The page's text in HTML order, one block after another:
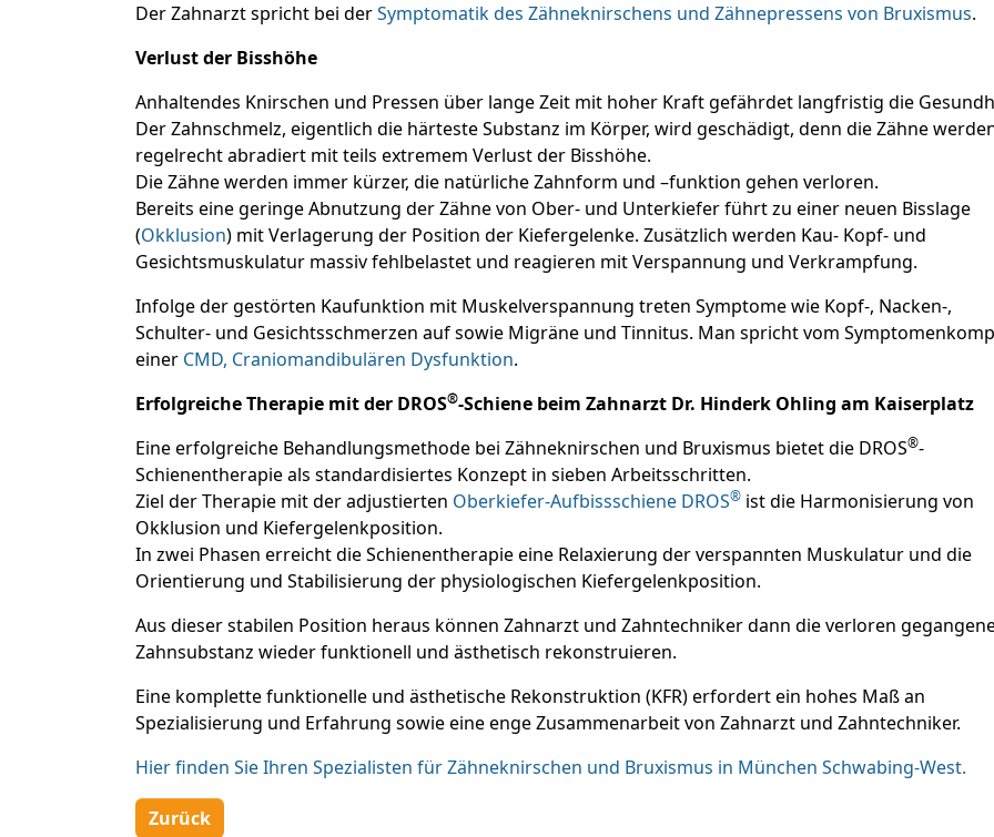
Der Zahnarzt spricht bei derSymptomatik des Zähneknirschens und Zähnepressens von Bruxismus.
Verlust der Bisshöhe
Anhaltendes Knirschen und Pressen über lange Zeit mit hoher Kraft gefährdet langfristig die
Der Zahnschmelz, eigentlich die härteste Substanz im Körper, wird geschädigt, denn die Zähne
regelrecht abradiert mit teils extremem Verlust der Bisshöhe.
Die Zähne werden immer kürzer, die natürliche Zahnform und –funktion gehen verloren.
Bereits eine geringe Abnutzung der Zähne von Ober- und Unterkiefer führt zu einer neuen Bisslage
(Okklusion) mit Verlagerung der Position der Kiefergelenke. Zusätzlich werden Kau- Kopf- und
Gesichtsmuskulatur massiv fehlbelastet und reagieren mit Verspannung und Verkrampfung.
Infolge der gestörten Kaufunktion mit Muskelverspannung treten Symptome wie Kopf-, Nacken-,
Schulter- und Gesichtsschmerzen auf sowie Migräne und Tinnitus. Man spricht vom
einer CMD, Craniomandibulären Dysfunktion.
Erfolgreiche Therapie mit der DROS®-Schiene beim Zahnarzt Dr. Hinderk Ohling am Kaiserplatz
Eine erfolgreiche Behandlungsmethode bei Zähneknirschen und Bruxismus bietet die DROS®-
Schienentherapie als standardisiertes Konzept in sieben Arbeitsschritten.
Ziel der Therapie mit der adjustierten Oberkiefer-Aufbissschiene DROS® ist die Harmonisierung von
Okklusion und Kiefergelenkposition.
In zwei Phasen erreicht die Schienentherapie eine Relaxierung der verspannten Muskulatur und die
Orientierung und Stabilisierung der physiologischen Kiefergelenkposition.
Aus dieser stabilen Position heraus können Zahnarzt und Zahntechniker dann die verloren
Zahnsubstanz wieder funktionell und ästhetisch rekonstruieren.
Eine komplette funktionelle und ästhetische Rekonstruktion (KFR) erfordert ein hohes Maß an
Spezialisierung und Erfahrung sowie eine enge Zusammenarbeit von Zahnarzt und Zahntechniker.
Hier finden Sie Ihren Spezialisten für Zähneknirschen und Bruxismus in München Schwabing-West.
Zurück